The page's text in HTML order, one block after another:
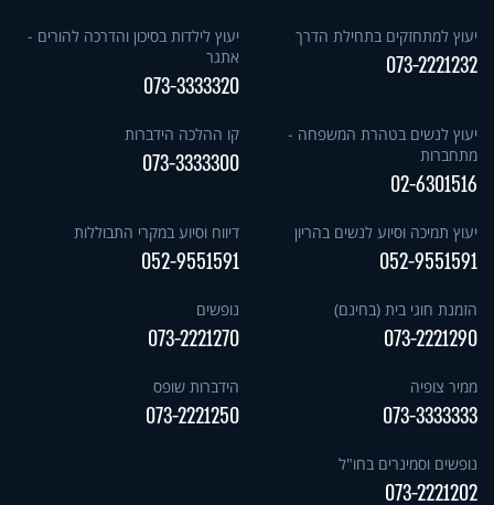
יעוץ למתחזקים בתחילת הדרך
073-2221232
יעוץ לילדות בסיכון והדרכה להורים -
אתגר
073-3333320
יעוץ לנשים בטהרת המשפחה -
מתחברות
02-6301516
קו ההלכה הידברות
073-3333300
יעוץ תמיכה וסיוע לנשים בהריון
052-9551591
דיווח וסיוע במקרי התבוללות
052-9551591
הזמנת חוגי בית (בחינם)
073-2221290
נופשים
073-2221270
ממיר צופיה
073-3333333
הידברות שופס
073-2221250
נופשים וסמינרים בחו"ל
073-2221202